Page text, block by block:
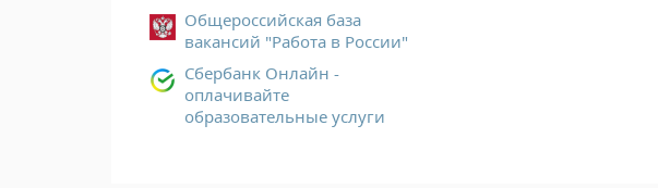
Общероссийская база
вакансий "Работа в России"
Сбербанк Онлайн -
оплачивайте
образовательные услуги